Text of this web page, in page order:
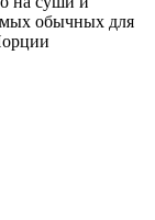
обычных для